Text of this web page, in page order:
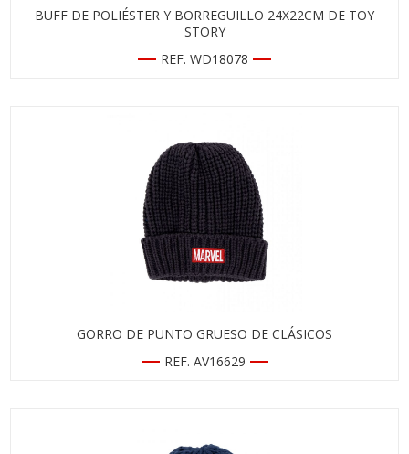
BUFF DE POLIÉSTER Y BORREGUILLO 24X22CM DE TOY
STORY
REF. WD18078
GORRO DE PUNTO GRUESO DE CLÁSICOS
REF. AV16629